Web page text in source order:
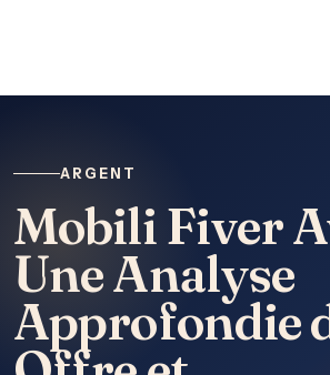
ARGENT
Mobili Fiver
Une Analyse
Approfondie